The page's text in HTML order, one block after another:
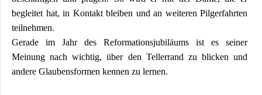
Andachten
zum
Monatsspruch
begleitet hat, in Kontakt bleiben und an weiteren Pilgerfahrten
teilnehmen.
Gerade im Jahr des Reformationsjubiläums ist es seiner
Meinung nach wichtig, über den Tellerrand zu blicken und
andere Glaubensformen kennen zu lernen.